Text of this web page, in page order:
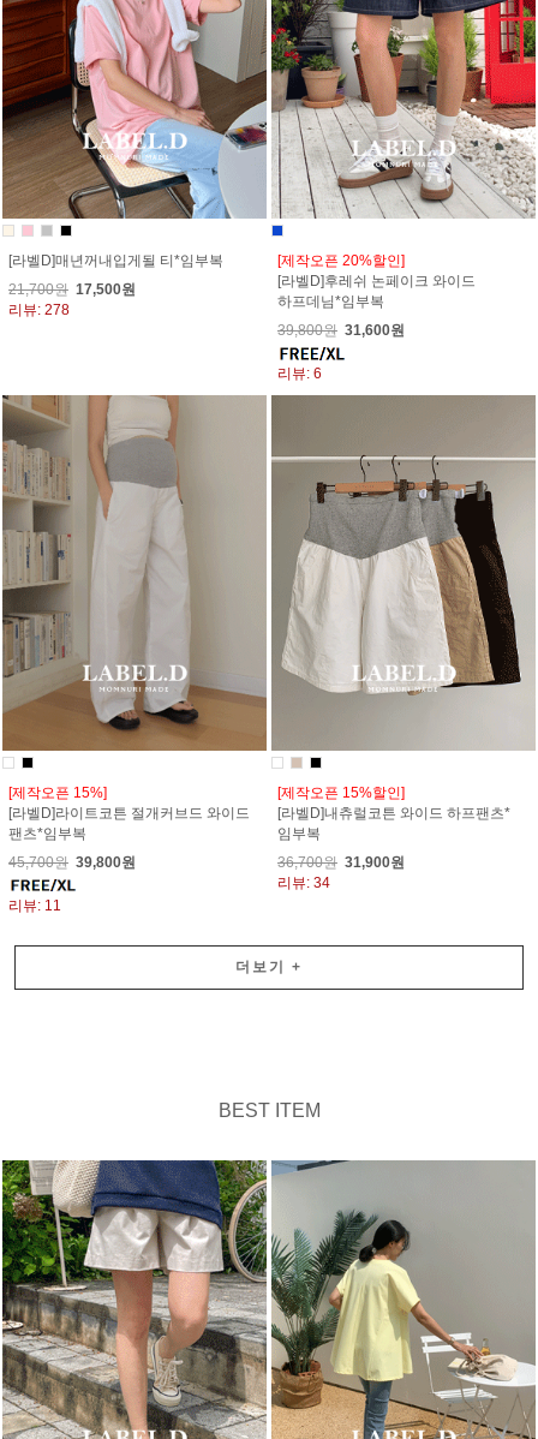
[라벨D]매년꺼내입게될 티*임부복
21,700원 17,500원
리뷰: 278
[제작오픈 20%할인]
[라벨D]후레쉬 논페이크 와이드
하프데님*임부복
39,800원 31,600원
리뷰: 6
[제작오픈 15%]
[라벨D]라이트코튼 절개커브드 와이드
팬츠*임부복
45,700원 39,800원
리뷰: 11
[제작오픈 15%할인]
[라벨D]내츄럴코튼 와이드 하프팬츠*
임부복
36,700원 31,900원
리뷰: 34
더보기 +
BEST ITEM